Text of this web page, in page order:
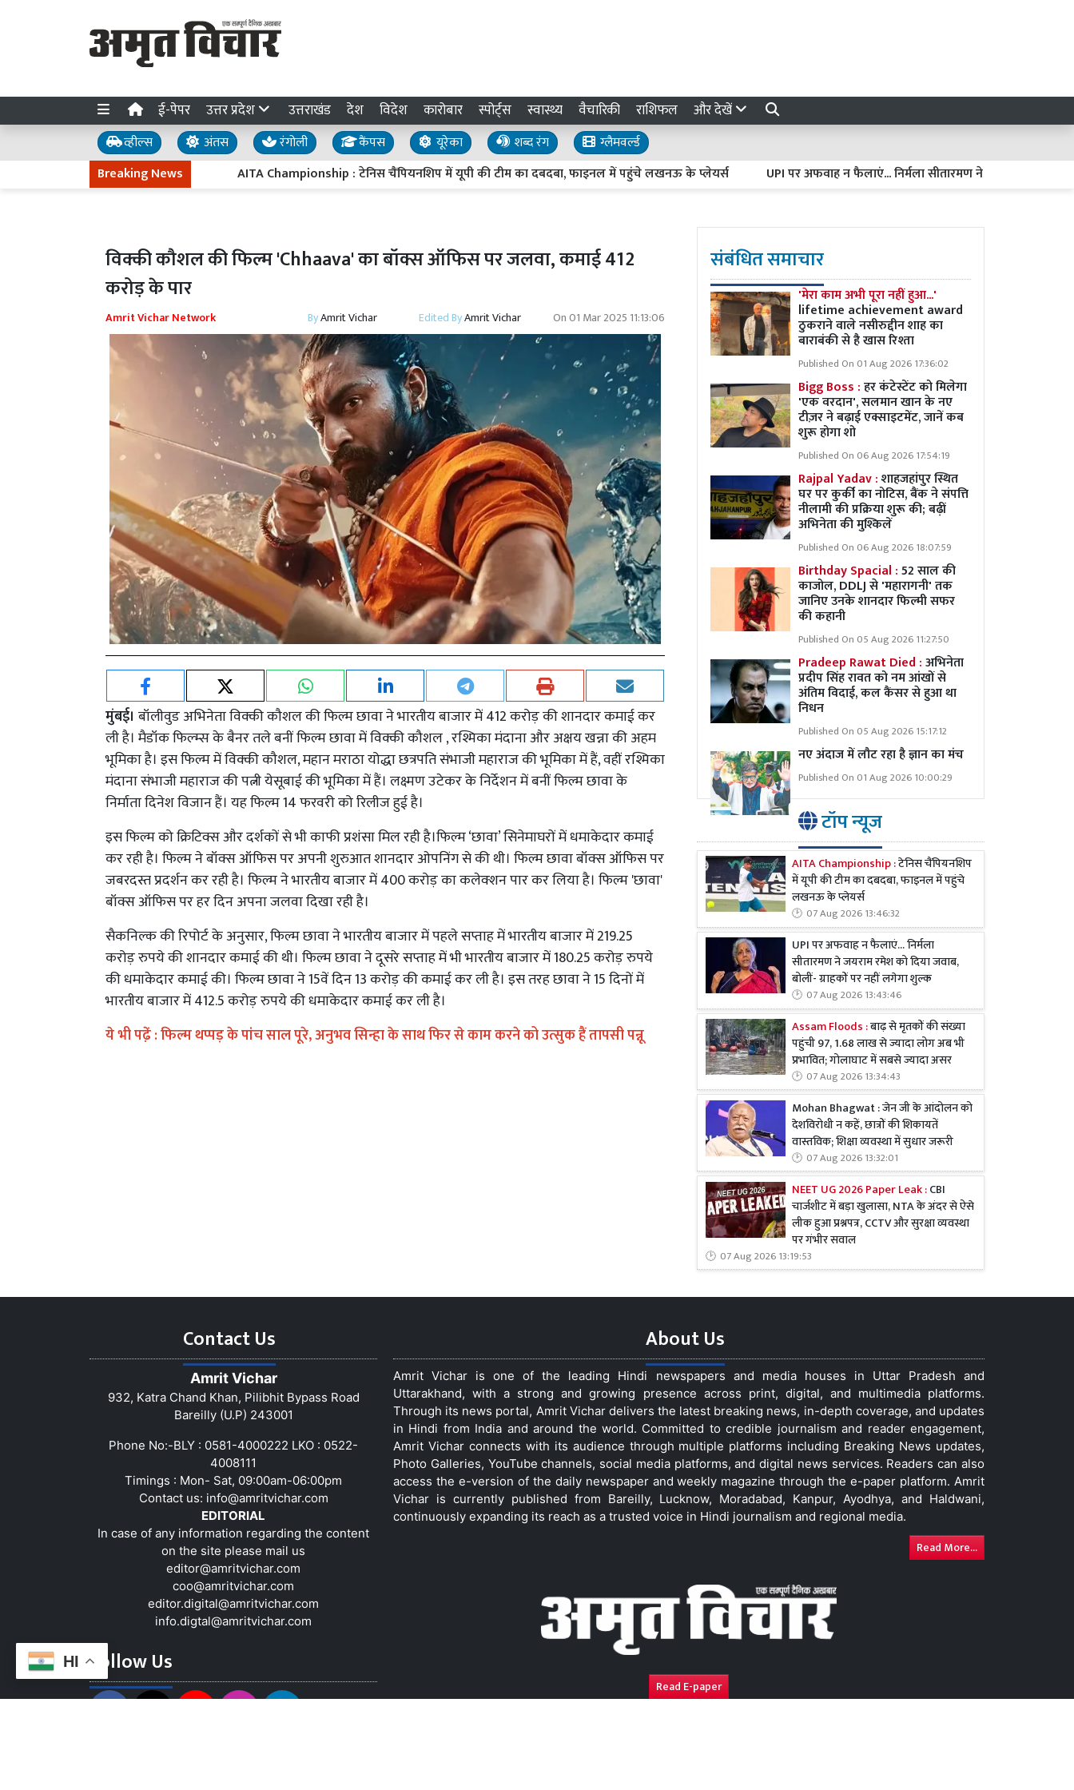
ई-पेपर उत्तर प्रदेश उत्तराखंड देश विदेश कारोबार स्पोर्ट्स स्वास्थ्य वैचारिकी राशिफल और देखें
व्हील्स अंतस रंगोली कैंपस यूरेका शब्द रंग
ग्लैमवर्ल्ड
Breaking News
AITA Championship : टेनिस चैंपियनशिप में यूपी की टीम का दबदबा, फाइनल में पहुंचे लखनऊ के प्लेयर्स UPI पर अफवाह न फैलाएं... निर्मला सीतारमण ने जयराम रमेश को दिया
HI
विक्की कौशल की फिल्म 'Chhaava' का बॉक्स ऑफिस पर जलवा, कमाई 412
करोड़ के पार
Amrit Vichar Network ByAmrit Vichar Edited ByAmrit Vichar On01 Mar 2025 11:13:06
मुंबई। बॉलीवुड अभिनेता विक्की कौशल की फिल्म छावा ने भारतीय बाजार में 412 करोड़ की शानदार कमाई कर
ली है। मैडॉक फिल्म्स के बैनर तले बनीं फिल्म छावा में विक्की कौशल , रश्मिका मंदाना और अक्षय खन्ना की अहम
भूमिका है। इस फिल्म में विक्की कौशल, महान मराठा योद्धा छत्रपति संभाजी महाराज की भूमिका में हैं, वहीं रश्मिका
मंदाना संभाजी महाराज की पत्नी येसूबाई की भूमिका में हैं। लक्ष्मण उटेकर के निर्देशन में बनीं फिल्म छावा के
निर्माता दिनेश विजान हैं। यह फिल्म 14 फरवरी को रिलीज हुई है।
इस फिल्म को क्रिटिक्स और दर्शकों से भी काफी प्रशंसा मिल रही है।फिल्म ‘छावा’ सिनेमाघरों में धमाकेदार कमाई
कर रही है। फिल्म ने बॉक्स ऑफिस पर अपनी शुरुआत शानदार ओपनिंग से की थी। फिल्म छावा बॉक्स ऑफिस पर
जबरदस्त प्रदर्शन कर रही है। फिल्म ने भारतीय बाजार में 400 करोड़ का कलेक्शन पार कर लिया है। फिल्म 'छावा'
बॉक्स ऑफिस पर हर दिन अपना जलवा दिखा रही है।
सैकनिल्क की रिपोर्ट के अनुसार, फिल्म छावा ने भारतीय बाजार में पहले सप्ताह में भारतीय बाजार में 219.25
करोड़ रुपये की शानदार कमाई की थी। फिल्म छावा ने दूसरे सप्ताह में भी भारतीय बाजार में 180.25 करोड़ रुपये
की धमाकेदार कमाई की। फिल्म छावा ने 15वें दिन 13 करोड़ की कमाई कर ली है। इस तरह छावा ने 15 दिनों में
भारतीय बाजार में 412.5 करोड़ रुपये की धमाकेदार कमाई कर ली है।
ये भी पढे़ं :फिल्म थप्पड़ के पांच साल पूरे, अनुभव सिन्हा के साथ फिर से काम करने को उत्सुक हैं तापसी पन्नू
संबंधित समाचार
'मेरा काम अभी पूरा नहीं हुआ...'
lifetime achievement award
ठुकराने वाले नसीरुद्दीन शाह का
बाराबंकी से है खास रिश्ता
Published On 01 Aug 2026 17:36:02
Bigg Boss :हर कंटेस्टेंट को मिलेगा
'एक वरदान', सलमान खान के नए
टीज़र ने बढ़ाई एक्साइटमेंट, जानें कब
शुरू होगा शो
Published On 06 Aug 2026 17:54:19
Rajpal Yadav :शाहजहांपुर स्थित
घर पर कुर्की का नोटिस, बैंक ने संपत्ति
नीलामी की प्रक्रिया शुरू की; बढ़ीं
अभिनेता की मुश्किलें
Published On 06 Aug 2026 18:07:59
Birthday Spacial :52 साल की
काजोल, DDLJ से 'महारागनी' तक
जानिए उनके शानदार फिल्मी सफर
की कहानी
Published On 05 Aug 2026 11:27:50
Pradeep Rawat Died :अभिनेता
प्रदीप सिंह रावत को नम आंखों से
अंतिम विदाई, कल कैंसर से हुआ था
निधन
Published On 05 Aug 2026 15:17:12
नए अंदाज में लौट रहा है ज्ञान का मंच
Published On 01 Aug 2026 10:00:29
टॉप न्यूज
AITA Championship :टेनिस चैंपियनशिप
में यूपी की टीम का दबदबा, फाइनल में पहुंचे
लखनऊ के प्लेयर्स
07 Aug 2026 13:46:32
UPI पर अफवाह न फैलाएं... निर्मला
सीतारमण ने जयराम रमेश को दिया जवाब,
बोलीं- ग्राहकों पर नहीं लगेगा शुल्क
07 Aug 2026 13:43:46
Assam Floods :बाढ़ से मृतकों की संख्या
पहुंची 97, 1.68 लाख से ज्यादा लोग अब भी
प्रभावित; गोलाघाट में सबसे ज्यादा असर
07 Aug 2026 13:34:43
Mohan Bhagwat : जेन जी के आंदोलन को
देशविरोधी न कहें, छात्रों की शिकायतें
वास्तविक; शिक्षा व्यवस्था में सुधार जरूरी
07 Aug 2026 13:32:01
NEET UG 2026 Paper Leak :CBI
चार्जशीट में बड़ा खुलासा, NTA के अंदर से ऐसे
लीक हुआ प्रश्नपत्र, CCTV और सुरक्षा व्यवस्था
पर गंभीर सवाल
07 Aug 2026 13:19:53
Contact Us
Amrit Vichar
932, Katra Chand Khan, Pilibhit Bypass Road
Bareilly (U.P) 243001
Phone No:-BLY : 0581-4000222 LKO : 0522-
4008111
Timings : Mon- Sat, 09:00am-06:00pm
Contact us: info@amritvichar.com
EDITORIAL
In case of any information regarding the content
on the site please mail us
editor@amritvichar.com
coo@amritvichar.com
editor.digital@amritvichar.com
info.digtal@amritvichar.com
Follow Us
About Us
Amrit Vichar is one of the leading Hindi newspapers and media houses in Uttar Pradesh and
Uttarakhand, with a strong and growing presence across print, digital, and multimedia platforms.
Through its news portal, Amrit Vichar delivers the latest breaking news, in-depth coverage, and updates
in Hindi from India and around the world. Committed to credible journalism and reader engagement,
Amrit Vichar connects with its audience through multiple platforms including Breaking News updates,
Photo Galleries, YouTube channels, social media platforms, and digital news services. Readers can also
access the e-version of the daily newspaper and weekly magazine through the e-paper platform. Amrit
Vichar is currently published from Bareilly, Lucknow, Moradabad, Kanpur, Ayodhya, and Haldwani,
continuously expanding its reach as a trusted voice in Hindi journalism and regional media.
Read More...
Read E-paper